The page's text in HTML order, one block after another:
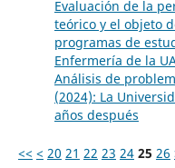
Evaluación de la
teórico y el objeto
programas de
Enfermería de la
Análisis de
(2024): La
años después
<< < 20 21 22 23 24 25 26